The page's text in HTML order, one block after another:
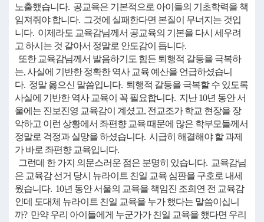
노출했습니다. 공교육은 기본적으로 아이들의 기초학력을 책
임져줘야 합니다. 그것에 실패한다면 본질이 무너지는 것입
니다. 이제라도 교육감님께서 공교육의 기본을 다시 세우려
고 하시는 것 같아서 정말로 안도감이 듭니다.
또한 교육감님께서 발음하기도 힘든 퇴행적 갈등을 극복하
는, 사실에 기반한 정확한 역사 교육 예산을 언급하셨습니
다. 정말 옳으신 말씀입니다. 퇴행적 갈등을 극복할 수 있도록
사실에 기반한 역사 교육이 꼭 필요합니다. 지난 10년 동안 서
울에는 진보진영 교육감이 계셨고, 전교조가 학교 현장을 장
악하고 이런 상황에서 좌편향 교육 때문에 많은 학부모들께서
정말로 걱정과 실망을 하셨습니다. 시급히 해결해야 할 과제
가 바로 좌편향 교육입니다.
그런데 한 가지 의문스러운 점은 분명히 있습니다. 교육감님
은 교육감 선거 당시 뉴라이트 친일 교육 심판을 구호로 내세
웠습니다. 10년 동안 서울의 교육을 책임진 조희연 전 교육감
인데 도대체 뉴라이트 친일 교육을 누가 했다는 말씀이십니
까? 만약 우리 아이들에게 누군가가 친일 교육을 했다면 우리